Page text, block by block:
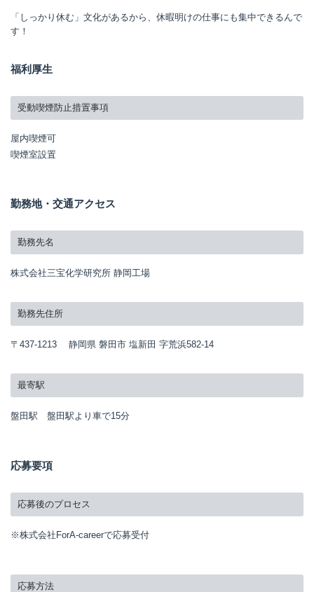
「しっかり休む」文化があるから、休暇明けの仕事にも集中できるんで
す！
福利厚生
受動喫煙防止措置事項
屋内喫煙可
喫煙室設置
勤務地・交通アクセス
勤務先名
株式会社三宝化学研究所 静岡工場
勤務先住所
〒437-1213 静岡県 磐田市 塩新田 字荒浜582-14
最寄駅
盤田駅 盤田駅より車で15分
応募要項
応募後のプロセス
※株式会社ForA-careerで応募受付
応募方法